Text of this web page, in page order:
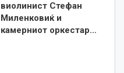
виолинист Стефан
Миленковиќ и
камерниот оркестар…